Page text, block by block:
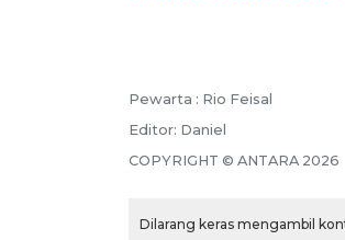
Pewarta : Rio Feisal
Editor: Daniel
COPYRIGHT © ANTARA 2026
Dilarang keras mengambil